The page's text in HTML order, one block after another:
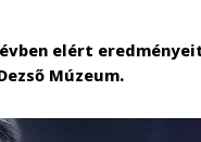
elért
Múzeum.